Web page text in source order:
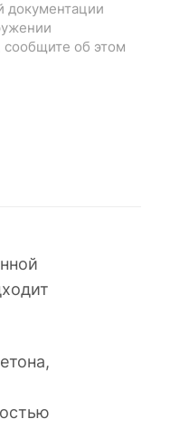
документации
сообщите об этом